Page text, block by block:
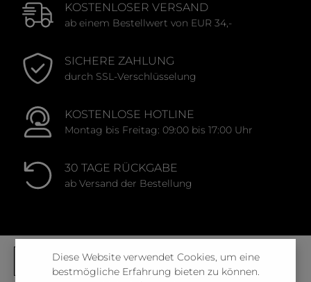
KOSTENLOSER VERSAND
ab einem Bestellwert von EUR 34,-
SICHERE ZAHLUNG
durch SSL-Verschlüsselung
KOSTENLOSE HOTLINE
Montag bis Freitag: 09:00 bis 17:00 Uhr
30 TAGE RÜCKGABE
ab Versand der Bestellung
Diese Website verwendet Cookies, um eine
bestmögliche Erfahrung bieten zu können.